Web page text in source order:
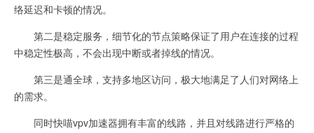
络延迟和卡顿的情况。
第二是稳定服务，细节化的节点策略保证了用户在连接的过程
中稳定性极高，不会出现中断或者掉线的情况。
第三是通全球，支持多地区访问，极大地满足了人们对网络上
的需求。
同时快喵vpv加速器拥有丰富的线路，并且对线路进行严格的